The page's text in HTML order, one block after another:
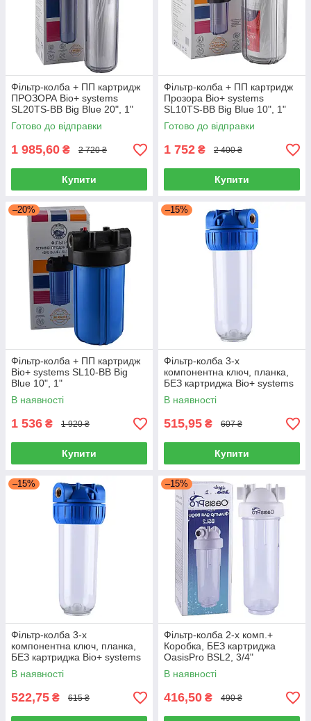
Фільтр-колба + ПП картридж
ПРОЗОРА Віо+ systems
SL20TS-BB Big Blue 20", 1"
Готово до відправки
1 985,60 ₴ 2 720 ₴
Купити
Фільтр-колба + ПП картридж
Прозора Віо+ systems
SL10TS-BB Big Blue 10", 1"
Готово до відправки
1 752 ₴ 2 400 ₴
Купити
–20%
Фільтр-колба + ПП картридж
Віо+ systems SL10-BB Big
Blue 10", 1"
В наявності
1 536 ₴ 1 920 ₴
Купити
–15%
Фільтр-колба 3-х
компонентна ключ, планка,
БЕЗ картриджа Bio+ systems
NSL10-3K, 1/2"
В наявності
515,95 ₴ 607 ₴
Купити
–15%
Фільтр-колба 3-х
компонентна ключ, планка,
БЕЗ картриджа Bio+ systems
NSL10-3K, 3/4"
В наявності
522,75 ₴ 615 ₴
–15%
Фільтр-колба 2-х комп.+
Коробка, БЕЗ картриджа
OasisPro BSL2, 3/4"
В наявності
416,50 ₴ 490 ₴